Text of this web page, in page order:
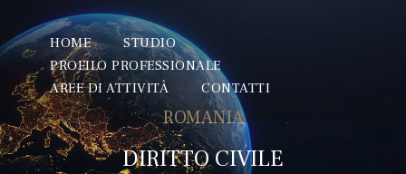
HOME
STUDIO
PROFILO PROFESSIONALE
AREE DI ATTIVITÀ
CONTATTI
ROMANIA
DIRITTO CIVILE